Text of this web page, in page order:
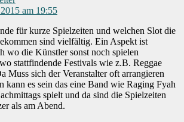
am 19:55
für kurze Spielzeiten und welchen Slot die
sind vielfältig. Ein Aspekt ist
wo die Künstler sonst noch spielen
stattfindende Festivals wie z.B. Reggae
Muss sich der Veranstalter oft arrangieren
kann es sein das eine Band wie Raging Fyah
spielt und da sind die Spielzeiten
als am Abend.